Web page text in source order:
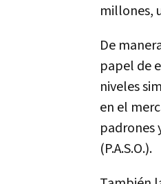
millones,
De
papel de
niveles
en el
padrones
(P.A.S.O.).